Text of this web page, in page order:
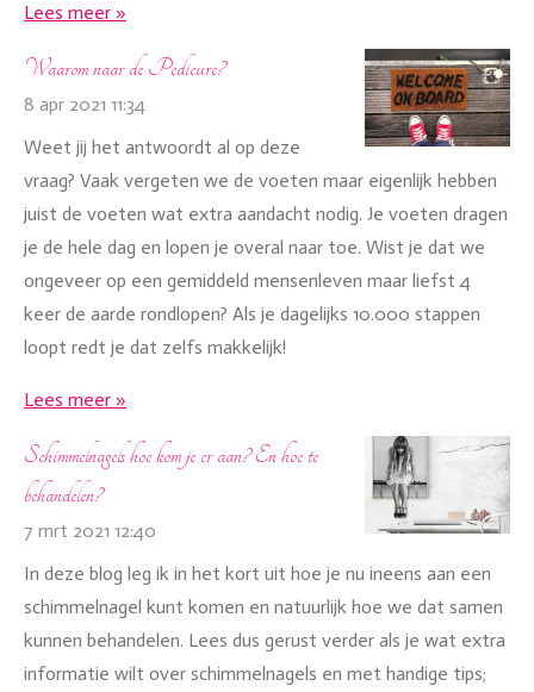
Lees meer »
Waarom naar de Pedicure?
8 apr 2021 11:34
Weet jij het antwoordt al op deze
vraag? Vaak vergeten we de voeten maar eigenlijk hebben
juist de voeten wat extra aandacht nodig. Je voeten dragen
je de hele dag en lopen je overal naar toe. Wist je dat we
ongeveer op een gemiddeld mensenleven maar liefst 4
keer de aarde rondlopen? Als je dagelijks 10.000 stappen
loopt redt je dat zelfs makkelijk!
Lees meer »
Schimmelnagels hoe kom je er aan? En hoe te
behandelen?
7 mrt 2021 12:40
In deze blog leg ik in het kort uit hoe je nu ineens aan een
schimmelnagel kunt komen en natuurlijk hoe we dat samen
kunnen behandelen. Lees dus gerust verder als je wat extra
informatie wilt over schimmelnagels en met handige tips;